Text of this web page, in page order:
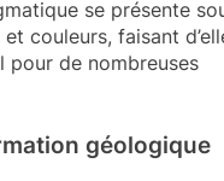
se présente
couleurs, faisant
pour de nombreuses
géologique